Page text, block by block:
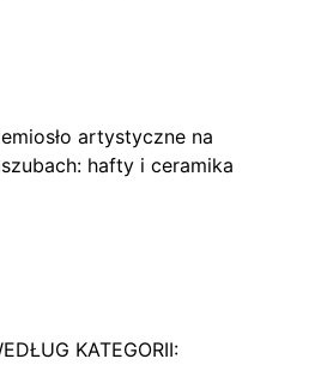
artystyczne na
hafty i ceramika
KATEGORII: